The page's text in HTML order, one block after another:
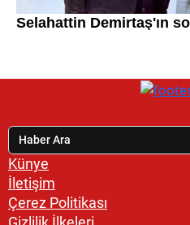
Künye
İletişim
Çerez Politikası